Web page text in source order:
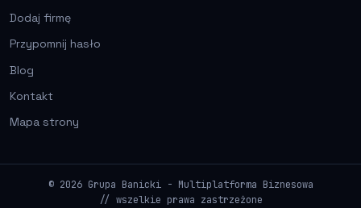
Dodaj firmę
Przypomnij hasło
Blog
Kontakt
Mapa strony
© 2026 Grupa Banicki - Multiplatforma Biznesowa
// wszelkie prawa zastrzeżone